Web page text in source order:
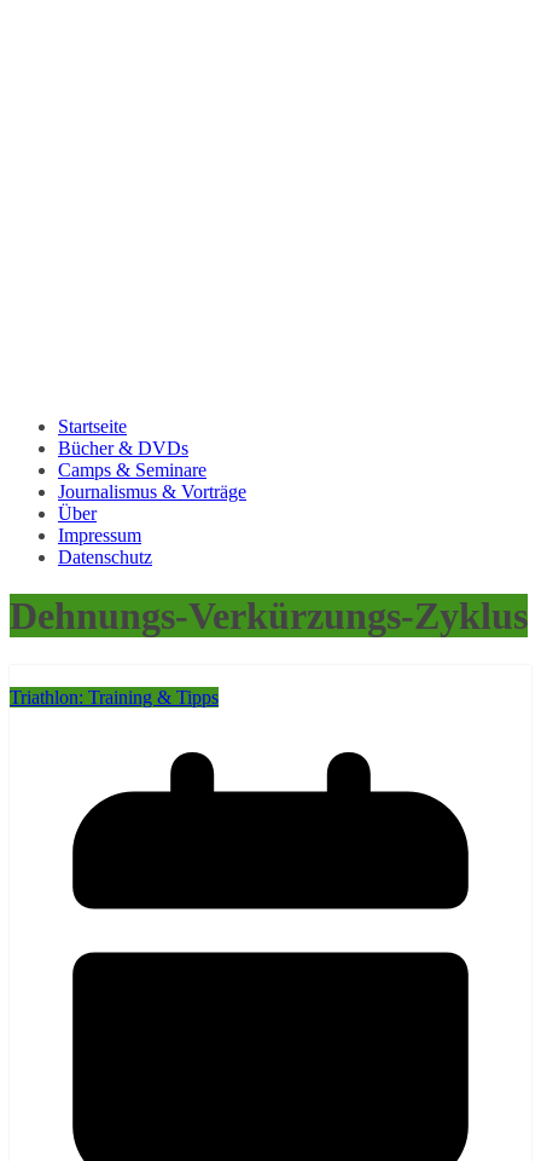
Startseite
Bücher & DVDs
Camps & Seminare
Journalismus & Vorträge
Über
Impressum
Datenschutz
Dehnungs-Verkürzungs-Zyklus
Triathlon: Training & Tipps